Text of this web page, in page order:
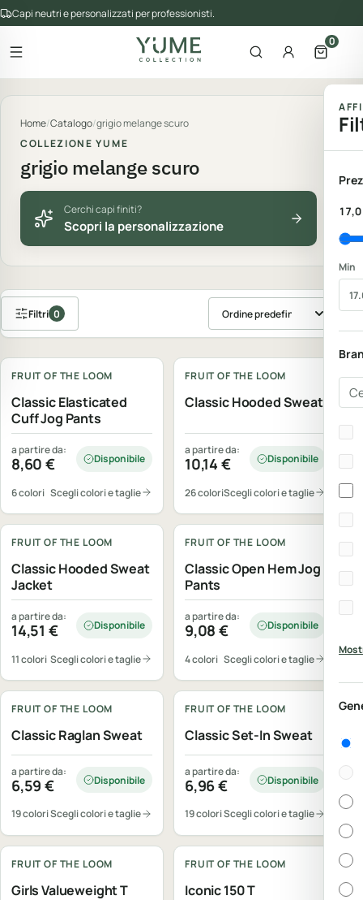
Capi neutri e personalizzati per professionisti.
Apri il menu
del catalogo
Apri la ricerca
AccountApri il
0
Home/Catalogo/grigio melange scuro
COLLEZIONE YUME
grigio melange scuro
Cerchi capi finiti?
Scopri la personalizzazione
Min
Filtri 0 Ordina prodotti
Personalizzabile
FRUIT OF THE LOOM
Classic Elasticated
Cuff Jog Pants
a partire da:
8,60€ Disponibile
6 colori Scegli colori e taglie
Personalizzabile
FRUIT OF THE LOOM
Classic Hooded Sweat
a partire da:
10,14 € Disponibile
26 coloriScegli colori e taglie
FRUIT OF THE LOOM
Classic Hooded Sweat
Jacket
a partire da:
14,51 € Disponibile
11 colori Scegli colori e taglie
FRUIT OF THE LOOM
Classic Open Hem Jog
Pants
a partire da:
9,08€ Disponibile
4 colori Scegli colori e taglie
FRUIT OF THE LOOM
Classic Raglan Sweat
a partire da:
6,59€ Disponibile
19 coloriScegli colori e taglie
FRUIT OF THE LOOM
Classic Set-In Sweat
a partire da:
6,96€ Disponibile
19 coloriScegli colori e taglie
FRUIT OF THE LOOM
Girls Valueweight T
FRUIT OF THE LOOM
Iconic 150 T